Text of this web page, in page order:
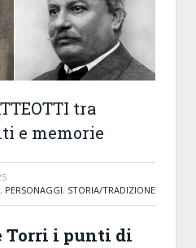
tra
e memorie
, PERSONAGGI, STORIA/TRADIZIONE
Torri i punti di